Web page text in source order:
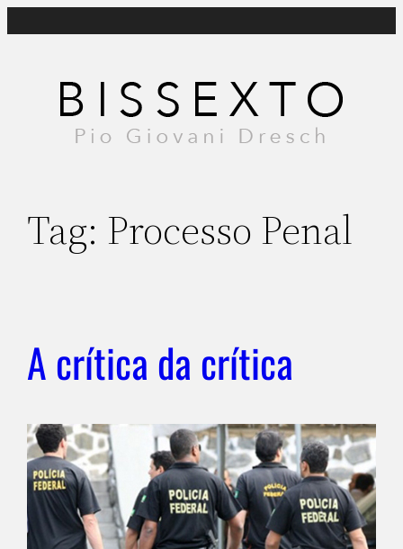
conteúdo
Tag: Processo Penal
A crítica da crítica